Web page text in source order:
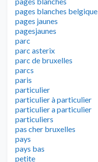
pages blanches belgique
pages jaunes
pagesjaunes
parc
parc asterix
parc de bruxelles
parcs
paris
particulier
particulier à particulier
particulier a particulier
particuliers
pas cher bruxelles
pays
pays bas
petite